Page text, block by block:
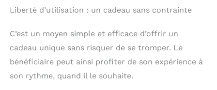
Liberté d’utilisation : un cadeau sans contrainte
C’est un moyen simple et efficace d’offrir un
cadeau unique sans risquer de se tromper. Le
bénéficiaire peut ainsi profiter de son expérience à
son rythme, quand il le souhaite.